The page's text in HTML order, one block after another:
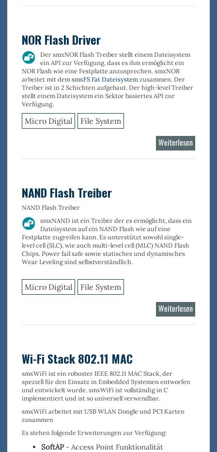
NOR Flash Driver
DersmxNOR Flash Treiber stellt einem Dateisystem
ein API zur Verfügung, dass es ihm ermöglicht ein
NOR Flash wie eine Festplatte anzusprechen. smxNOR
arbeitet mit demsmxFS Fat Dateisystemzusammen. Der
Treiber ist in 2 Schichten aufgebaut. Der high-level Treiber
stellt einem Dateisystem ein Sektor basiertes API zur
Verfügung.
Micro Digital File System
Weiterlesen
NOR
NAND Flash Treiber
NAND Flash Treiber
smxNAND ist ein Treiber der es ermöglicht, dass ein
Dateisystem auf ein NAND Flash wie auf eine
Festplatte zugreifen kann. Es unterstützt sowohlsingle-
level cell (SLC), wie auch multi-level cell (MLC)NAND Flash
Chips. Power fail safe sowie statisches und dynamisches
Wear Leveling sind selbstverständlich.
Micro Digital File System
Weiterlesen
NAND
Wi-Fi Stack 802.11 MAC
smxWiFi ist ein robusterIEEE 802.11 MAC Stack, der
speziell für den Einsatz in Embedded Systemen entworfen
und entwickelt wurde. smxWiFi ist vollständig in C
implementiert und ist so universell verwendbar.
smxWiFi arbeitet mit USB WLAN Dongle und PCI Karten
zusammen
Es stehen folgende Erweiterungen zur Verfügung:
SoftAP- Access Point Funktionalität